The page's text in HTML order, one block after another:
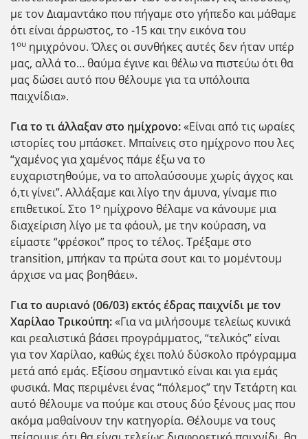
με τον Διαμαντάκο που πήγαμε στο γήπεδο και μάθαμε
ότι είναι άρρωστος, το -15 και την εικόνα του
1ου ημιχρόνου. Όλες οι συνθήκες αυτές δεν ήταν υπέρ
μας, αλλά το… θαύμα έγινε και θέλω να πιστεύω ότι θα
μας δώσει αυτό που θέλουμε για τα υπόλοιπα
παιχνίδια».
Για το τι άλλαξαν στο ημίχρονο:«Είναι από τις ωραίες
ιστορίες του μπάσκετ. Μπαίνεις στο ημίχρονο που λες
“χαμένος για χαμένος πάμε έξω να το
ευχαριστηθούμε, να το απολαύσουμε χωρίς άγχος και
ό,τι γίνει”. Αλλάξαμε και λίγο την άμυνα, γίναμε πιο
επιθετικοί. Στο 1ο ημίχρονο θέλαμε να κάνουμε μια
διαχείριση λίγο με τα φάουλ, με την κούραση, να
είμαστε “φρέσκοι” προς το τέλος. Τρέξαμε στο
transition, μπήκαν τα πρώτα σουτ και το μομέντουμ
άρχισε να μας βοηθάει».
Για το αυριανό (06/03) εκτός έδρας παιχνίδι με τον
Χαρίλαο Τρικούπη:«Για να μιλήσουμε τελείως κυνικά
και ρεαλιστικά βάσει προγράμματος, “τελικός” είναι
για τον Χαρίλαο, καθώς έχει πολύ δύσκολο πρόγραμμα
μετά από εμάς. Εξίσου σημαντικό είναι και για εμάς
φυσικά. Μας περιμένει ένας “πόλεμος” την Τετάρτη και
αυτό θέλουμε να πούμε και στους δύο ξένους μας που
ακόμα μαθαίνουν την κατηγορία. Θέλουμε να τους